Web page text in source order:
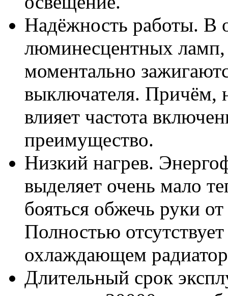
Надёжность работы. В
люминесцентных
моментально
выключателя. Причём,
влияет частота
преимущество.
Низкий нагрев.
выделяет очень мало
бояться обжечь руки
Полностью
охлаждающем
Длительный срок